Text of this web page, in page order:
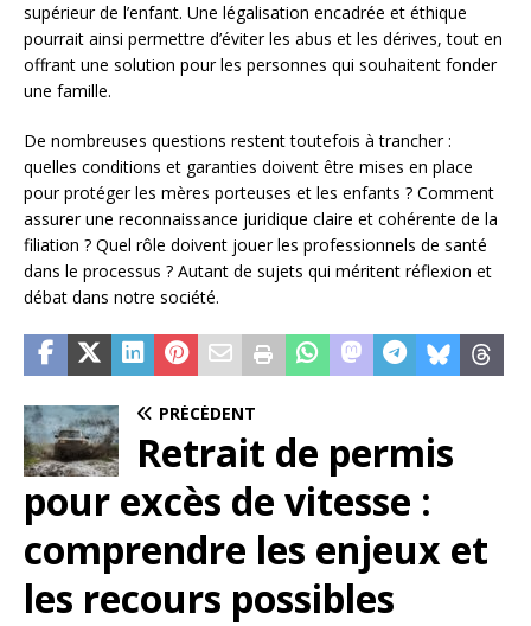
supérieur de l’enfant. Une légalisation encadrée et éthique
pourrait ainsi permettre d’éviter les abus et les dérives, tout en
offrant une solution pour les personnes qui souhaitent fonder
une famille.
De nombreuses questions restent toutefois à trancher :
quelles conditions et garanties doivent être mises en place
pour protéger les mères porteuses et les enfants ? Comment
assurer une reconnaissance juridique claire et cohérente de la
filiation ? Quel rôle doivent jouer les professionnels de santé
dans le processus ? Autant de sujets qui méritent réflexion et
débat dans notre société.
PRÉCÉDENT
Retrait de permis
pour excès de vitesse :
comprendre les enjeux et
les recours possibles